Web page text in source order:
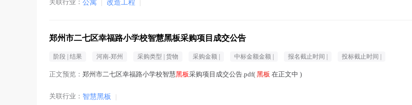
关联行业： 公寓 | 改造工程 |
郑州市二七区幸福路小学校智慧黑板采购项目成交公告
阶段 | 结果 河南-郑州 采购类型 | 货物 采购金额 | 中标金额金额 | 报名截止时间 | 投标截止时间 |
正文预览： 郑州市二七区幸福路小学校智慧黑板采购项目成交公告.pdf( 黑板 在正文中 )
关联行业： 智慧黑板 |